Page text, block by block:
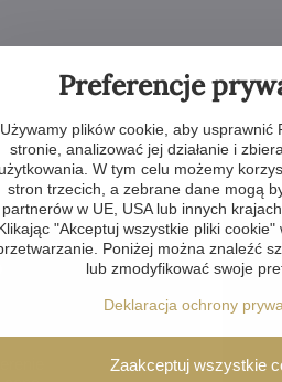
Preferencje
Używamy plików cookie, aby usprawnić
stronie, analizować jej działanie i
użytkowania. W tym celu możemy
stron trzecich, a zebrane dane mogą
partnerów w UE, USA lub innych
"Akceptuj wszystkie pliki
Poniżej można znaleźć
lub zmodyfikować swoje
Deklaracja ochrony
Zaakceptuj wszystkie